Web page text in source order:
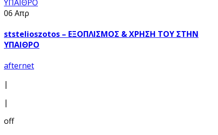
06 Απρ
ststelioszotos – ΕΞΟΠΛΙΣΜΟΣ & ΧΡΗΣΗ ΤΟΥ ΣΤΗΝ
ΥΠΑΙΘΡΟ
afternet
|
|
off